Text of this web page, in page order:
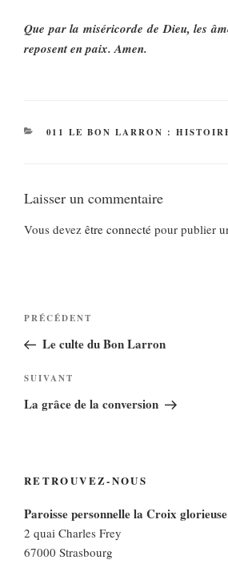
Que par la miséricorde de Dieu, les
reposent en paix. Amen.
CATÉGORIES
011 LE BON LARRON :
Laisser un commentaire
Vous devez être connecté pour publier
Navigation
l’article
Article
précédent
PRÉCÉDENT
Le culte du Bon Larron
Article
suivant
SUIVANT
La grâce de la conversion
RETROUVEZ-NOUS
Paroisse personnelle la Croix glorieuse
2 quai Charles Frey
67000 Strasbourg